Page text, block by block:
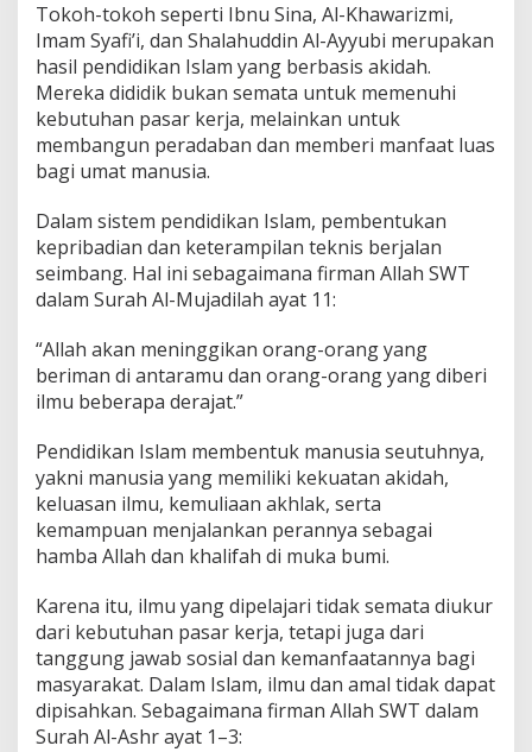
Tokoh-tokoh seperti Ibnu Sina, Al-Khawarizmi,
Imam Syafi’i, dan Shalahuddin Al-Ayyubi merupakan
hasil pendidikan Islam yang berbasis akidah.
Mereka dididik bukan semata untuk memenuhi
kebutuhan pasar kerja, melainkan untuk
membangun peradaban dan memberi manfaat luas
bagi umat manusia.
Dalam sistem pendidikan Islam, pembentukan
kepribadian dan keterampilan teknis berjalan
seimbang. Hal ini sebagaimana firman Allah SWT
dalam Surah Al-Mujadilah ayat 11:
“Allah akan meninggikan orang-orang yang
beriman di antaramu dan orang-orang yang diberi
ilmu beberapa derajat.”
Pendidikan Islam membentuk manusia seutuhnya,
yakni manusia yang memiliki kekuatan akidah,
keluasan ilmu, kemuliaan akhlak, serta
kemampuan menjalankan perannya sebagai
hamba Allah dan khalifah di muka bumi.
Karena itu, ilmu yang dipelajari tidak semata diukur
dari kebutuhan pasar kerja, tetapi juga dari
tanggung jawab sosial dan kemanfaatannya bagi
masyarakat. Dalam Islam, ilmu dan amal tidak dapat
dipisahkan. Sebagaimana firman Allah SWT dalam
Surah Al-Ashr ayat 1–3: